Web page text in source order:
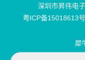
深圳市昇伟电
粤ICP备15018613号
犀